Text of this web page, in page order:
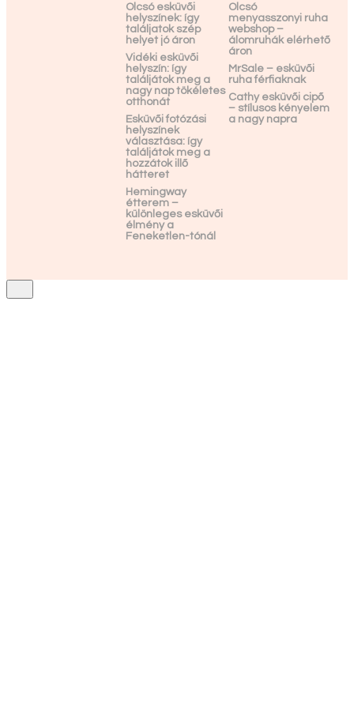
Olcsó esküvői
helyszínek: így
találjatok szép
helyet jó áron
Vidéki esküvői
helyszín: így
találjátok meg a
nagy nap tökéletes
otthonát
Esküvői fotózási
helyszínek
választása: így
találjátok meg a
hozzátok illő
hátteret
Hemingway
étterem –
különleges esküvői
élmény a
Feneketlen-tónál
Olcsó
menyasszonyi ruha
webshop –
álomruhák elérhető
áron
MrSale – esküvői
ruha férfiaknak
Cathy esküvői cipő
– stílusos kényelem
a nagy napra